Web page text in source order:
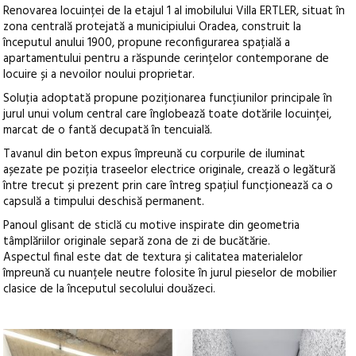
Renovarea locuinței de la etajul 1 al imobilului Villa ERTLER, situat în
zona centrală protejată a municipiului Oradea, construit la
începutul anului 1900, propune reconfigurarea spațială a
apartamentului pentru a răspunde cerințelor contemporane de
locuire și a nevoilor noului proprietar.
Soluția adoptată propune poziționarea funcțiunilor principale în
jurul unui volum central care înglobează toate dotările locuinței,
marcat de o fantă decupată în tencuială.
Tavanul din beton expus împreună cu corpurile de iluminat
așezate pe poziția traseelor electrice originale, crează o legătură
între trecut și prezent prin care întreg spațiul funcționează ca o
capsulă a timpului deschisă permanent.
Panoul glisant de sticlă cu motive inspirate din geometria
tâmplăriilor originale separă zona de zi de bucătărie.
Aspectul final este dat de textura și calitatea materialelor
împreună cu nuanțele neutre folosite în jurul pieselor de mobilier
clasice de la începutul secolului douăzeci.